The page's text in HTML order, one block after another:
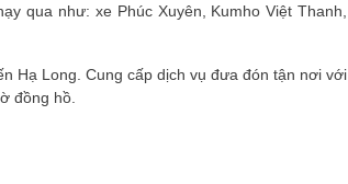
qua như: xe Phúc Xuyên, Kumho Việt Thanh,
Hạ Long. Cung cấp dịch vụ đưa đón tận nơi với
đồng hồ.